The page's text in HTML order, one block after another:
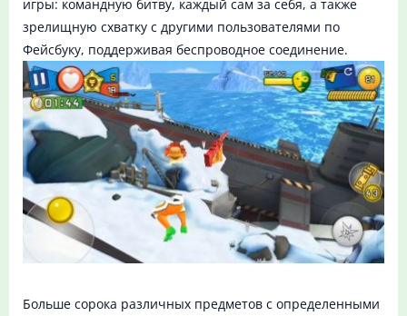
игры: командную битву, каждый сам за себя, а также
зрелищную схватку с другими пользователями по
Фейсбуку, поддерживая беспроводное соединение.
Больше сорока различных предметов с определенными